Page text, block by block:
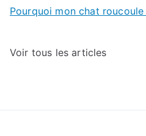
Pourquoi mon chat
Voir tous les articles